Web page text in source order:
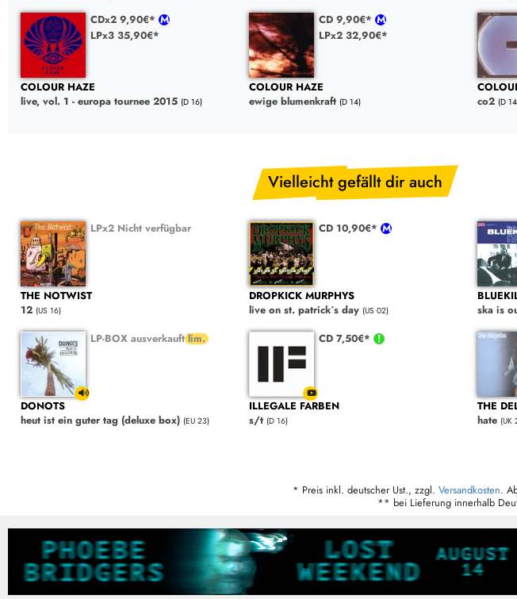
CDx2 9,90€*
LPx3 35,90€*
COLOUR HAZE
live, vol. 1 - europa tournee 2015 (D 16)
CD 9,90€*
LPx2 32,90€*
COLOUR HAZE
ewige blumenkraft (D 14)
co2 (D
Vielleicht gefällt dir auch
LPx2 Nicht verfügbar
THE NOTWIST
12 (US 16)
CD 10,90€*
DROPKICK MURPHYS
live on st. patrick´s day (US 02)
ska is
LP-BOX ausverkauft
DONOTS
heut ist ein guter tag (deluxe box) (EU 23)
CD 7,50€*
ILLEGALE FARBEN
s/t (D 16)
THE
hate (UK
* Preis inkl. deutscher Ust., zzgl. Versandkosten.
** bei Lieferung innerhalb